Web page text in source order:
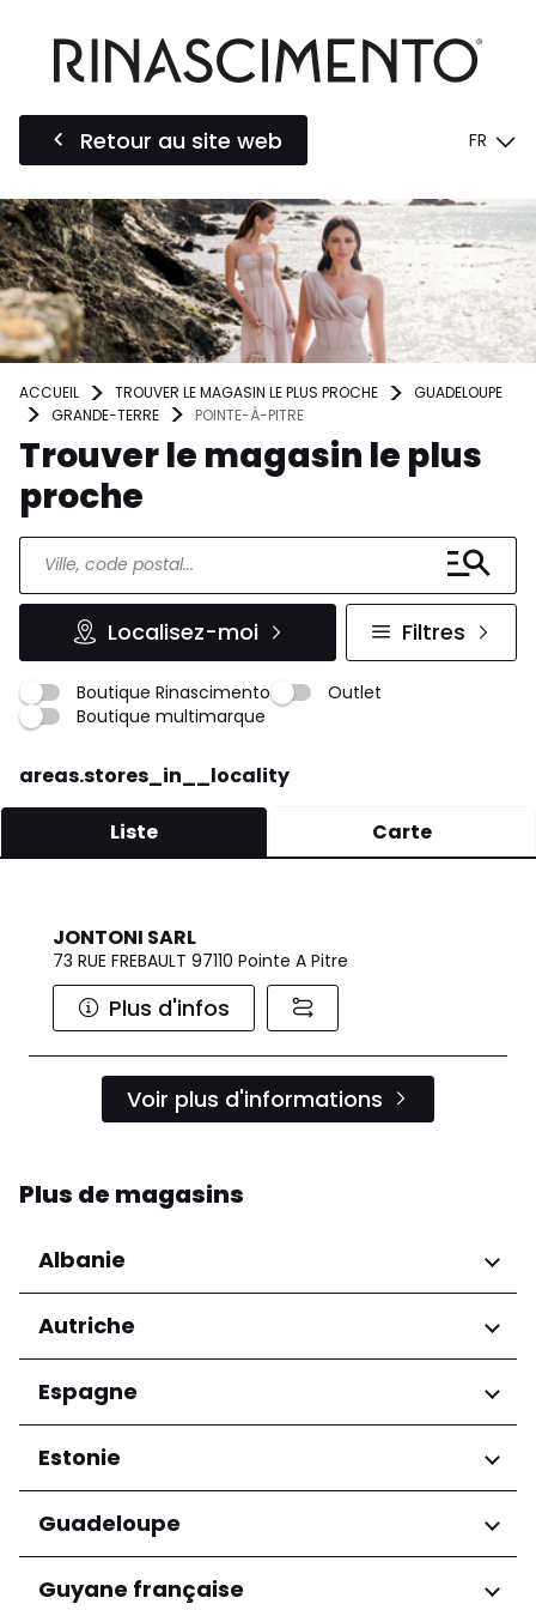
Retour au site web FR
ACCUEIL TROUVER LE MAGASIN LE PLUS PROCHE
GUADELOUPE
GRANDE-TERRE
POINTE-À-PITRE
Trouver le magasin le plus
proche
Localisez-moi Filtres
Boutique Rinascimento
Outlet
Boutique multimarque
areas.stores_in__locality
Liste Carte
JONTONI SARL
73 RUE FREBAULT 97110 Pointe A Pitre
Plus d'infos
Voir plus d'informations
Plus de magasins
Albanie
Régions
Préfecture de Tirana
Autriche
Régions
Niederösterreich
Salzburg
Wien
Espagne
Régions
Andalucía
Estonie
Régions
Harju maakond
Tartu maakond
Guadeloupe
Régions
Guyane française